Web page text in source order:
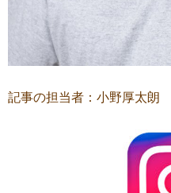
記事の担当者：小野厚太朗